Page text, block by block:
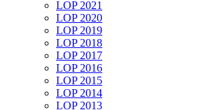
LOP 2021
LOP 2020
LOP 2019
LOP 2018
LOP 2017
LOP 2016
LOP 2015
LOP 2014
LOP 2013